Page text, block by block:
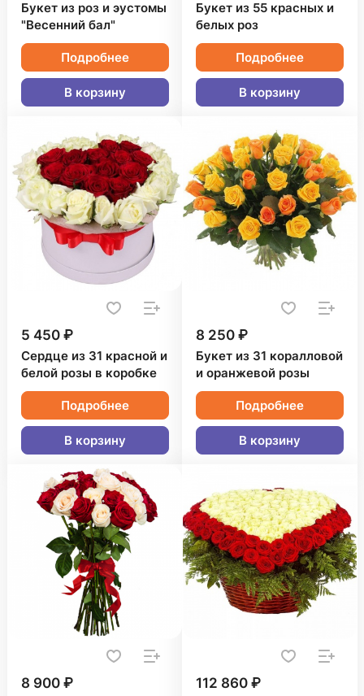
Букет из роз и эустомы
"Весенний бал"
Подробнее
В корзину
Букет из 55 красных и
белых роз
Подробнее
В корзину
5 450 ₽
Сердце из 31 красной и
белой розы в коробке
Подробнее
В корзину
8 250 ₽
Букет из 31 коралловой
и оранжевой розы
Подробнее
В корзину
8 900 ₽ 112 860 ₽